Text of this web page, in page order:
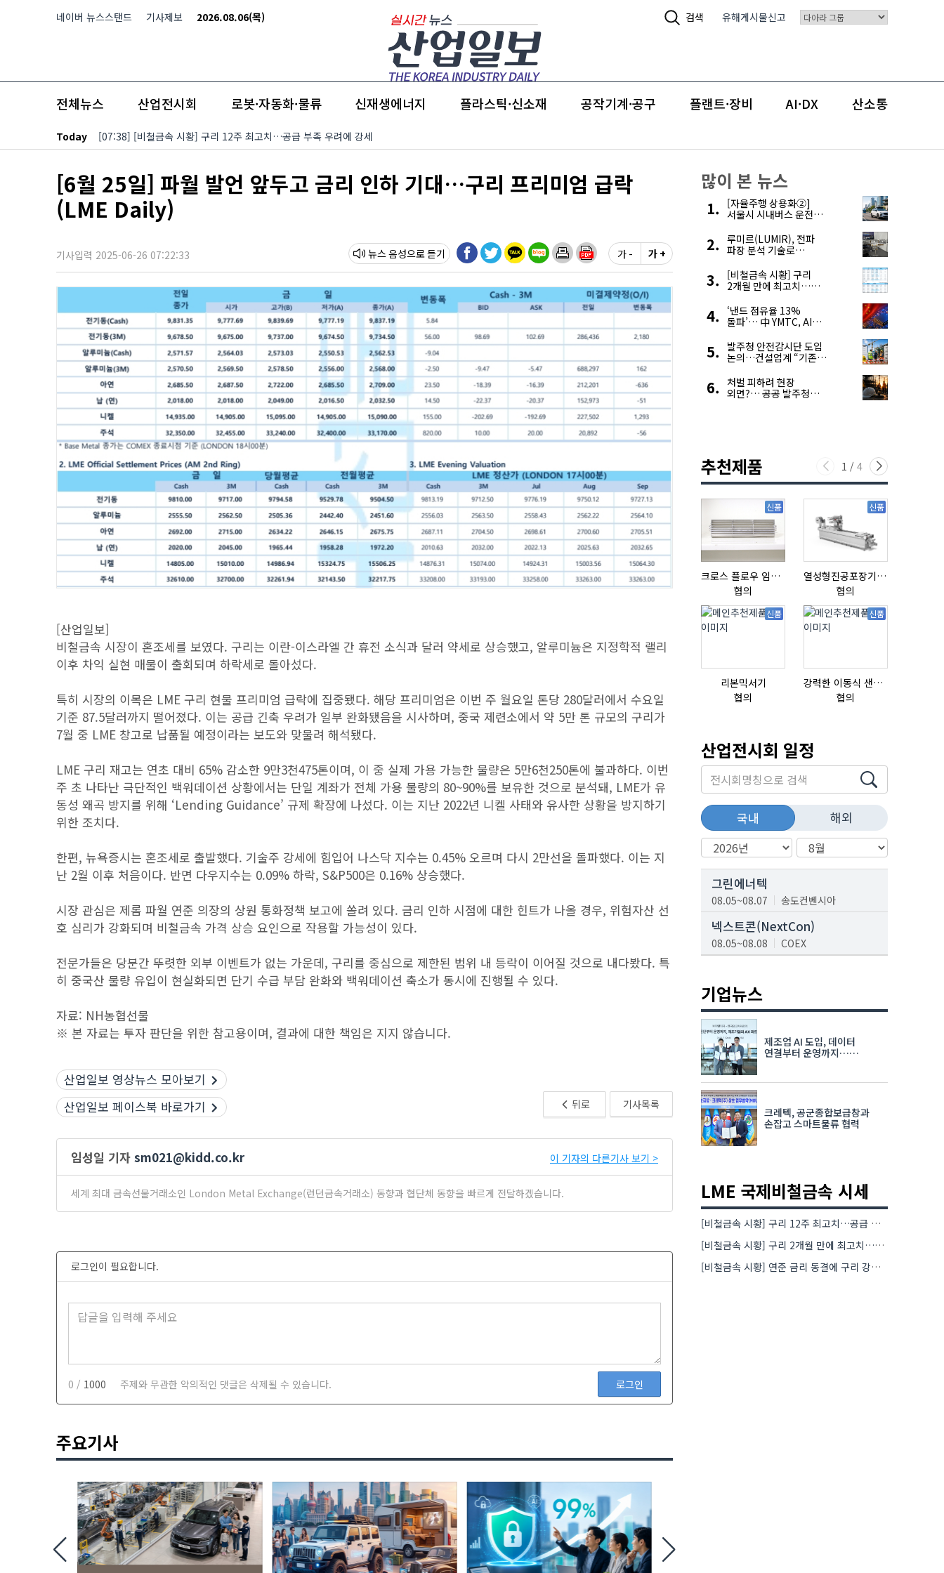
네이버 뉴스스탠드 기사제보 2026.08.06(목) 검색 유해게시물신고
전체뉴스 산업전시회 로봇·자동화·물류 신재생에너지 플라스틱·신소재 공작기계·공구 플랜트·장비 AI·DX 산소통
Today [07:38] [비철금속 시황] 구리 12주 최고치…공급 부족 우려에 강세
[6월 25일] 파월 발언 앞두고 금리 인하 기대…구리 프리미엄 급락
(LME Daily)
기사입력 2025-06-26 07:22:33 뉴스 음성 가 - 가 +
[산업일보]
비철금속 시장이 혼조세를 보였다. 구리는 이란-이스라엘 간 휴전 소식과 달러 약세로 상승했고, 알루미늄은 지정학적 랠리
이후 차익 실현 매물이 출회되며 하락세로 돌아섰다.
특히 시장의 이목은 LME 구리 현물 프리미엄 급락에 집중됐다. 해당 프리미엄은 이번 주 월요일 톤당 280달러에서 수요일
기준 87.5달러까지 떨어졌다. 이는 공급 긴축 우려가 일부 완화됐음을 시사하며, 중국 제련소에서 약 5만 톤 규모의 구리가
7월 중 LME 창고로 납품될 예정이라는 보도와 맞물려 해석됐다.
LME 구리 재고는 연초 대비 65% 감소한 9만3천475톤이며, 이 중 실제 가용 가능한 물량은 5만6천250톤에 불과하다. 이번
주 초 나타난 극단적인 백워데이션 상황에서는 단일 계좌가 전체 가용 물량의 80~90%를 보유한 것으로 분석돼, LME가 유
동성 왜곡 방지를 위해 ‘Lending Guidance’ 규제 확장에 나섰다. 이는 지난 2022년 니켈 사태와 유사한 상황을 방지하기
위한 조치다.
한편, 뉴욕증시는 혼조세로 출발했다. 기술주 강세에 힘입어 나스닥 지수는 0.45% 오르며 다시 2만선을 돌파했다. 이는 지
난 2월 이후 처음이다. 반면 다우지수는 0.09% 하락, S&P500은 0.16% 상승했다.
시장 관심은 제롬 파월 연준 의장의 상원 통화정책 보고에 쏠려 있다. 금리 인하 시점에 대한 힌트가 나올 경우, 위험자산 선
호 심리가 강화되며 비철금속 가격 상승 요인으로 작용할 가능성이 있다.
전문가들은 당분간 뚜렷한 외부 이벤트가 없는 가운데, 구리를 중심으로 제한된 범위 내 등락이 이어질 것으로 내다봤다. 특
히 중국산 물량 유입이 현실화되면 단기 수급 부담 완화와 백워데이션 축소가 동시에 진행될 수 있다.
자료: NH농협선물
※ 본 자료는 투자 판단을 위한 참고용이며, 결과에 대한 책임은 지지 않습니다.
뒤로 기사목록
산업일보 영상뉴스 모아보기
산업일보 페이스북 바로가기
임성일 기자 sm021@kidd.co.kr 이 기자의 다른기사 보기 >
세계 최대 금속선물거래소인 London Metal Exchange(런던금속거래소) 동향과 협단체 동향을 빠르게 전달하겠습니다.
로그인이 필요합니다.
0 / 1000 주제와 무관한 악의적인 댓글은 삭제될 수 있습니다. 로그인
주요기사
많이 본 뉴스
[자율주행 상용화②]
서울시 시내버스 운전자
해결한다
루미르(LUMIR), 전파
파장 분석 기술로
[비철금속 시황] 구리
2개월 만에 최고치…
우려 확대
‘낸드 점유율 13%
돌파’… 中 YMTC, AI
4위 맹추격
발주청 안전감시단 도입
논의…건설업계 “기존
처벌 피하려 현장
외면?… 공공 발주청
추천제품 1 / 4
신품
크로스 플로우 임펠라
협의
신품
열성형진공포장기 표준형 모델 OMNIVAC S-200
협의
신품
리본믹서기
협의
신품
강력한 이동식 샌딩기 / 고급 이태리 IBIX샌드블라스터
협의
산업전시회 일정
국내 해외
그린에너텍
08.05~08.07 송도컨벤시아
넥스트콘(NextCon)
08.05~08.08 COEX
08.19~08.21
K-PRINT
08.19~08.22
자율주행모빌리티산업전
08.25~08.27
차세대 반도체 패키징 산업전
08.26~08.28 수원컨벤션센터
기업뉴스
제조업 AI 도입, 데이터
연결부터 운영까지…
크레텍, 공군종합보급창과
손잡고 스마트물류 협력
LME 국제비철금속 시세
[비철금속 시황] 구리 12주 최고치…공급 부족 우려에 강세
[비철금속 시황] 구리 2개월 만에 최고치…재고 감소에 공급 부족 우려 확대
[비철금속 시황] 연준 금리 동결에 구리 강세…공급 부족 우려도 가격 지지